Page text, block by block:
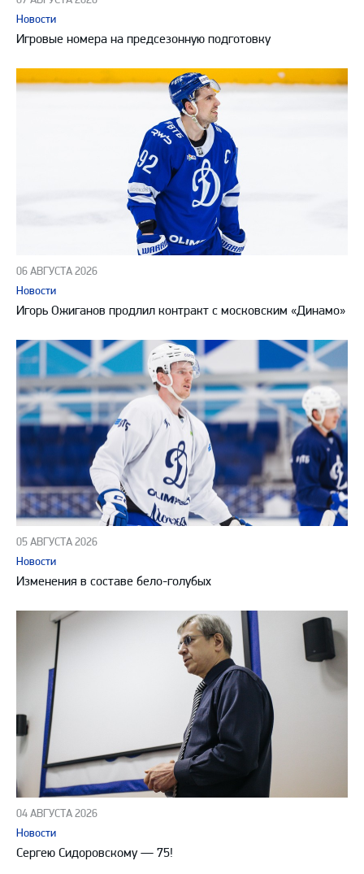
Новости
Игровые номера на предсезонную подготовку
06 АВГУСТА 2026
Новости
Игорь Ожиганов продлил контракт с московским «Динамо»
05 АВГУСТА 2026
Новости
Изменения в составе бело-голубых
04 АВГУСТА 2026
Новости
Сергею Сидоровскому — 75!